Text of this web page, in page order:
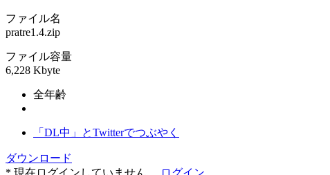
ファイル名
pratre1.4.zip
ファイル容量
6,228 Kbyte
全年齢
「DL中」とTwitterでつぶやく
ダウンロード
* 現在ログインしていません。
ログイン